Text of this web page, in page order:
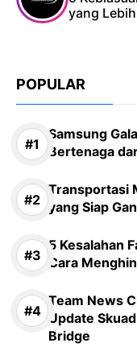
yang
POPULAR
Samsung
Bertenaga
Transportasi
yang Siap
5 Kesalahan
Cara
Team News
Update
Bridge